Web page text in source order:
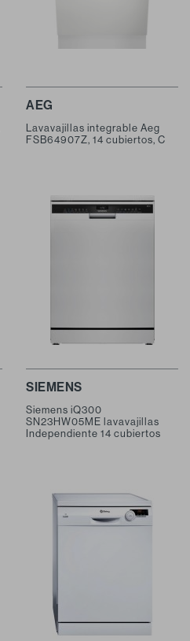
AEG
Lavavajillas integrable Aeg
FSB64907Z, 14 cubiertos, C
SIEMENS
Siemens iQ300
SN23HW05ME lavavajillas
Independiente 14 cubiertos